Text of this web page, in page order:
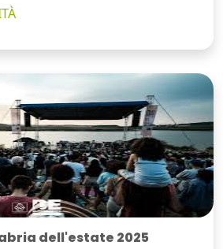
dell'estate 2025